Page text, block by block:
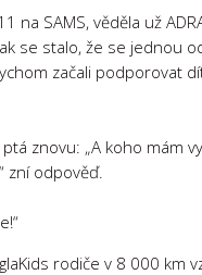
na SAMS, věděla už
se stalo, že se jednou
začali podporovat
znovu: „A koho mám
zní odpověď.
rodiče v 8 000 km